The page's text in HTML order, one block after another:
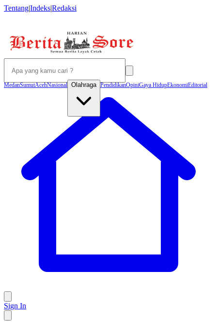
Tentang|Indeks|Redaksi
MedanSumutAcehNasional Olahraga PendidikanOpiniGaya HidupEkonomiEditorial
Sign In